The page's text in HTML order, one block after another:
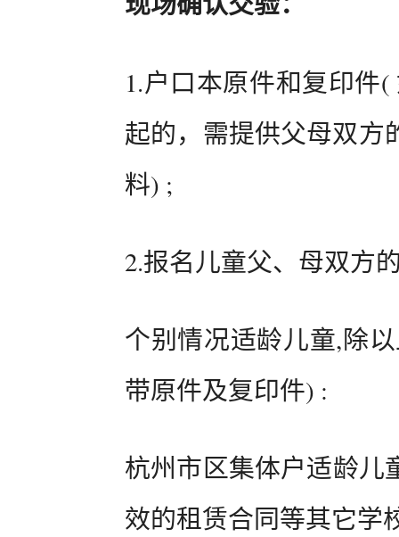
1.户口本原件和复印件
起的，需提供父母双方
料) ;
2.报名儿童父、母双方
个别情况适龄儿童,除
带原件及复印件) :
杭州市区集体户适龄儿
效的租赁合同等其它学